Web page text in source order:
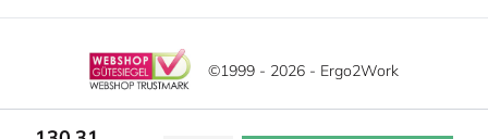
©1999 - 2026 - Ergo2Work
Haftungsausschluss